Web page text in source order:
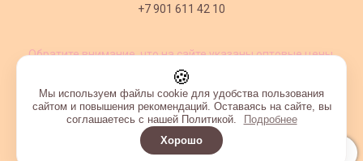
+7 901 611 42 10
Обратите внимание, что на сайте указаны оптовые цены,
Интернет-магазин создан на InSales
🍪
Мы используем файлы cookie для удобства пользования
сайтом и повышения рекомендаций. Оставаясь на сайте, вы
соглашаетесь с нашей Политикой.
Подробнее
Хорошо